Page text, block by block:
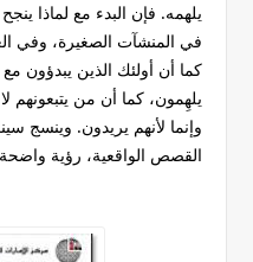
يلهمه. فإن البدء مع لماذا
في المنشآت الصغيرة، وفي
كما أن أولئك الذين يبدؤون مع
يلهِمون، كما أن من يتبعونهم
وإنما لأنهم يريدون. وينسج
القصص الواقعية، رؤية واضحة